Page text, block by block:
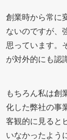
創業時から常に
ないのですが、
思っています。
が対外的にも認
もちろん私は創
化した弊社の事
客観的に見ると
いなかったよう